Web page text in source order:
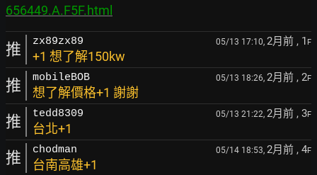
656449.A.F5F.html
推 zx89zx89 05/13 17:10, 2月前 , 1 F
+1 想了解150kw
推 mobileBOB 05/13 18:26, 2月前 , 2F
想了解價格+1 謝謝
推 tedd8309 05/13 21:22, 2月前 , 3F
台北+1
推 chodman 05/14 18:53, 2月前 , 4F
台南高雄+1